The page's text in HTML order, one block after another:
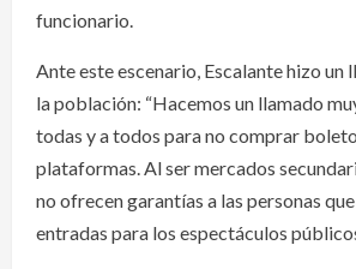
funcionario.
Ante este escenario, Escalante hizo un
la población: “Hacemos un llamado
todas y a todos para no comprar
plataformas. Al ser mercados
no ofrecen garantías a las personas
entradas para los espectáculos